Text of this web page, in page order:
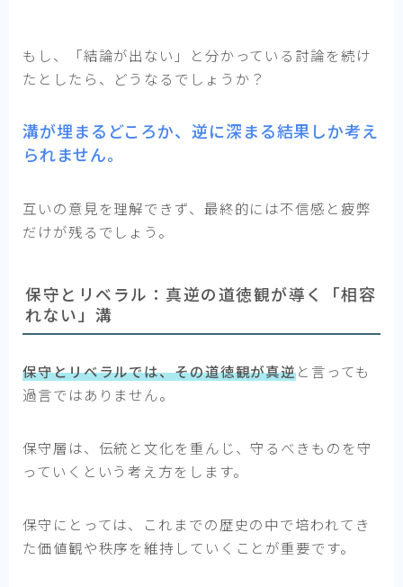
もし、「結論が出ない」と分かっている討論を続け
たとしたら、どうなるでしょうか？
溝が埋まるどころか、 逆に深まる結果しか考え
られません。
互いの意見を理解できず、最終的には不信感と疲弊
だけが残るでしょう。
保守とリベラル：真逆の道徳観が導く「相容
れない」溝
保守とリベラルでは、その道徳観が真逆と言っても
過言ではありません。
保守層は、伝統と文化を重んじ、守るべきものを守
っていくという考え方をします。
保守にとっては、これまでの歴史の中で培われてき
た価値観や秩序を維持していくことが重要です。